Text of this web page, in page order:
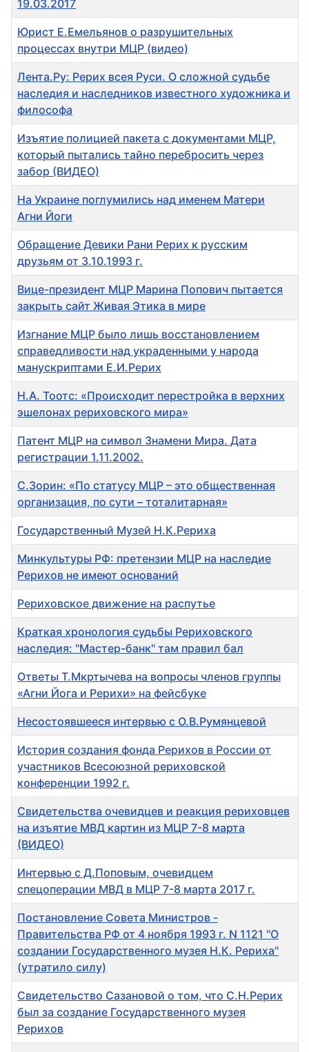
19.03.2017
Юрист Е.Емельянов о разрушительных
процессах внутри МЦР (видео)
Лента.Ру: Рерих всея Руси. О сложной судьбе
наследия и наследников известного художника и
философа
Изъятие полицией пакета с документами МЦР,
который пытались тайно перебросить через
забор (ВИДЕО)
На Украине поглумились над именем Матери
Агни Йоги
Обращение Девики Рани Рерих к русским
друзьям от 3.10.1993 г.
Вице-президент МЦР Марина Попович пытается
закрыть сайт Живая Этика в мире
Изгнание МЦР было лишь восстановлением
справедливости над украденными у народа
манускриптами Е.И.Рерих
Н.А. Тоотс: «Происходит перестройка в верхних
эшелонах рериховского мира»
Патент МЦР на символ Знамени Мира. Дата
регистрации 1.11.2002.
С.Зорин: «По статусу МЦР – это общественная
организация, по сути – тоталитарная»
Государственный Музей Н.К.Рериха
Минкультуры РФ: претензии МЦР на наследие
Рерихов не имеют оснований
Рериховское движение на распутье
Краткая хронология судьбы Рериховского
наследия: "Мастер-банк" там правил бал
Ответы Т.Мкртычева на вопросы членов группы
«Агни Йога и Рерихи» на фейсбуке
Несостоявшееся интервью с О.В.Румянцевой
История создания фонда Рерихов в России от
участников Всесоюзной рериховской
конференции 1992 г.
Свидетельства очевидцев и реакция рериховцев
на изъятие МВД картин из МЦР 7-8 марта
(ВИДЕО)
Интервью с Д.Поповым, очевидцем
спецоперации МВД в МЦР 7-8 марта 2017 г.
Постановление Совета Министров -
Правительства РФ от 4 ноября 1993 г. N 1121 "О
создании Государственного музея Н.К. Рериха"
(утратило силу)
Свидетельство Сазановой о том, что С.Н.Рерих
был за создание Государственного музея
Рерихов